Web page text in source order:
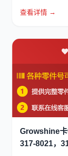
查看详情 →
Growshine卡
317-8021，